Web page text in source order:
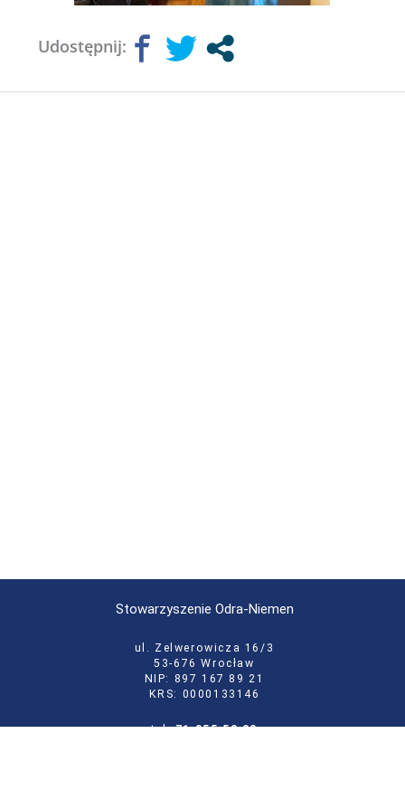
Udostępnij:
Stowarzyszenie Odra-Niemen
ul. Zelwerowicza 16/3
53-676 Wrocław
NIP: 897 167 89 21
KRS: 0000133146
tel:71 355 52 02